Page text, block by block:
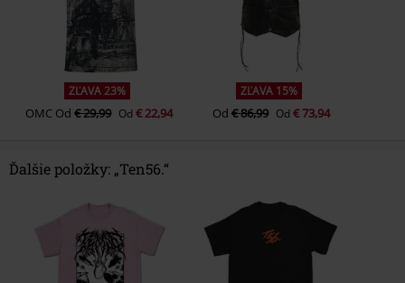
ZĽAVA 23%
OMC Od€ 29,99 Od€ 22,94
ZĽAVA 15%
Od € 86,99 Od € 73,94
Ďalšie položky: „Ten56.“